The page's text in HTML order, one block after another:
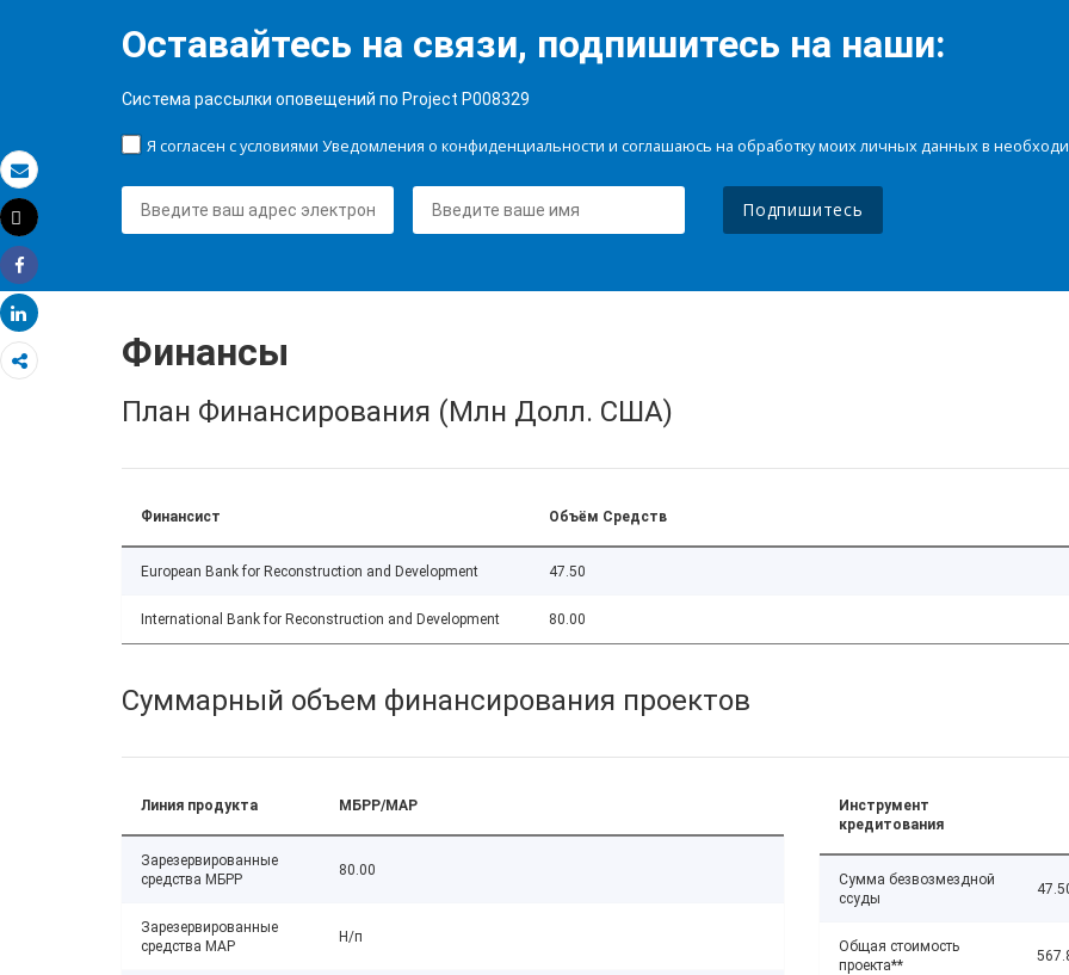
Электронная почта
Распечатать
Tweet
Share
Share
Оставайтесь на связи, подпишитесь на наши:
Система рассылки оповещений по Project P008329
Я согласен с условиями Уведомления о конфиденциальности и соглашаюсь на обработку моих личных данных в
Подпишитесь
Финансы
План Финансирования (Млн Долл. США)
Финансист Объём Средств
European Bank for Reconstruction and Development 47.50
International Bank for Reconstruction and Development 80.00
Суммарный объем финансирования проектов
Линия продукта МБРР/МАР
Зарезервированные
средства МБРР
80.00
Зарезервированные
средства МАР
Н/п
Инструмент
кредитования
Сумма безвозмездной
ссуды
Общая стоимость
проекта**